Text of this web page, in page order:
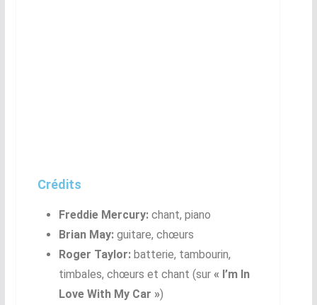
Crédits
Freddie Mercury:chant, piano
Brian May:guitare, chœurs
Roger Taylor:batterie, tambourin,
timbales, chœurs et chant (sur « I’m In
Love With My Car »)